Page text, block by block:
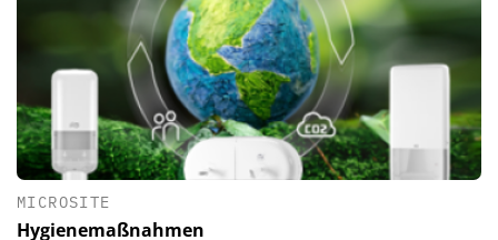
MICROSITE
Hygienemaßnahmen